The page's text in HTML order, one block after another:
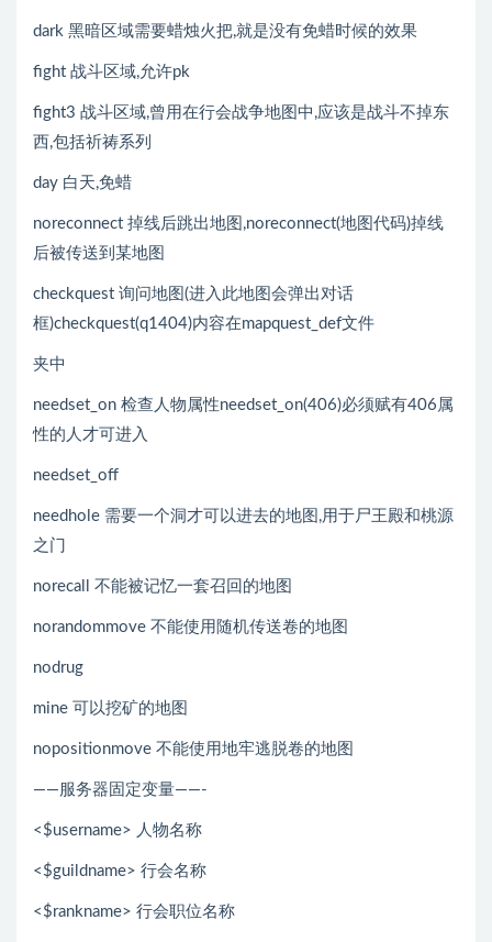
dark 黑暗区域需要蜡烛火把,就是没有免蜡时候的效果
fight 战斗区域,允许pk
fight3 战斗区域,曾用在行会战争地图中,应该是战斗不掉东
西,包括祈祷系列
day 白天,免蜡
noreconnect 掉线后跳出地图,noreconnect(地图代码)掉线
后被传送到某地图
checkquest 询问地图(进入此地图会弹出对话
框)checkquest(q1404)内容在mapquest_def文件
夹中
needset_on 检查人物属性needset_on(406)必须赋有406属
性的人才可进入
needset_off
needhole 需要一个洞才可以进去的地图,用于尸王殿和桃源
之门
norecall 不能被记忆一套召回的地图
norandommove 不能使用随机传送卷的地图
nodrug
mine 可以挖矿的地图
nopositionmove 不能使用地牢逃脱卷的地图
——服务器固定变量——-
<$username> 人物名称
<$guildname> 行会名称
<$rankname> 行会职位名称